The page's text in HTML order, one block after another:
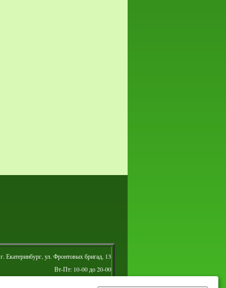
г. Екатеринбург, ул. Фронтовых бригад, 13
Вт-Пт: 10-00 до 20-00